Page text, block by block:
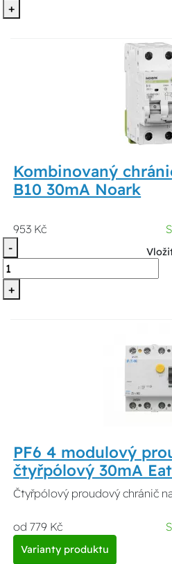
+
Kombinovaný
B10 30mA Noark
953 Kč
-
+
PF6 4 modulový
čtyřpólový 30mA
Čtyřpólový proudový chránič
od 779 Kč
Varianty produktu